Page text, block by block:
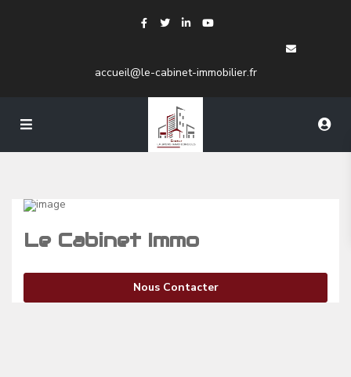
accueil@le-cabinet-immobilier.fr
Le Cabinet Immo
Nous Contacter